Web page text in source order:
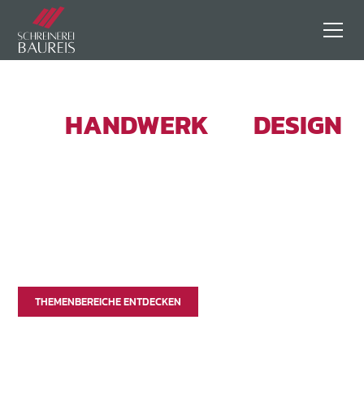
HANDWERK DESIGN
THEMENBEREICHE ENTDECKEN